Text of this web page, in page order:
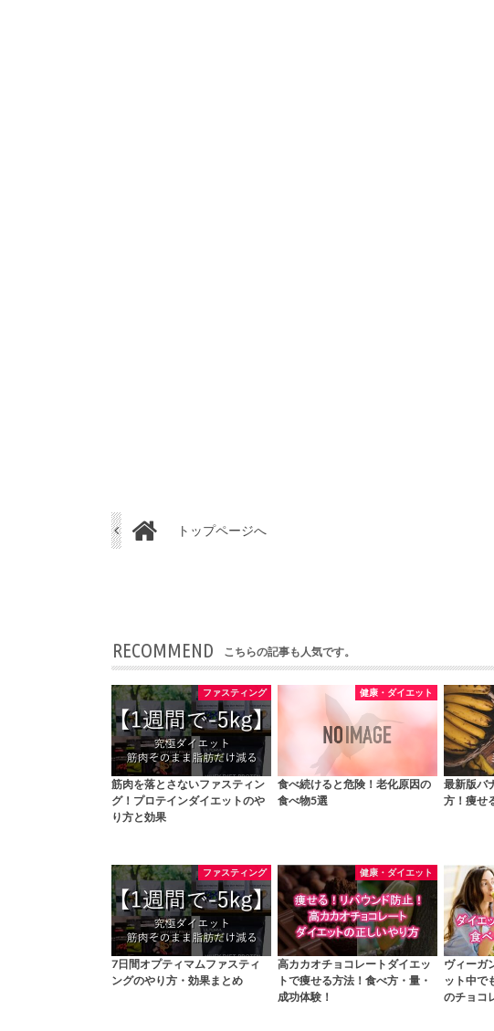
トップページへ
RECOMMEND こちらの記事も人気です。
ファスティング
筋肉を落とさないファスティン
グ！プロテインダイエットのや
り方と効果
健康・ダイエット
食べ続けると危険！老化原因の
食べ物5選
最新版バ
方！痩せ
ファスティング
7日間オプティマムファスティ
ングのやり方・効果まとめ
健康・ダイエット
高カカオチョコレートダイエッ
トで痩せる方法！食べ方・量・
成功体験！
ヴィーガ
ット中で
のチョコ